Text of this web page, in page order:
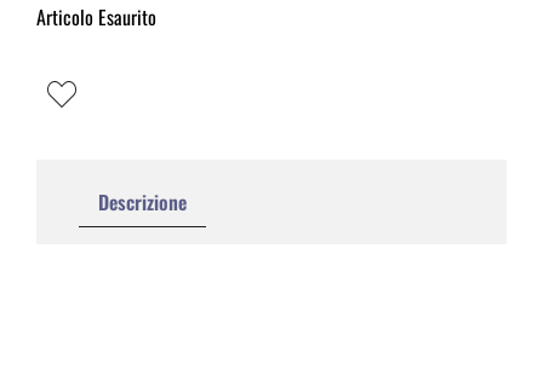
Articolo Esaurito
Descrizione